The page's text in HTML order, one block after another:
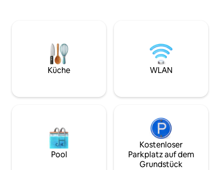
Hause zu fühlen. Ein idealer Ort um
gemeinsam Erinnerungen zu schaffen,
umgeben von Ruhe und Schönheit. Sehr
empfehlenswert für alle, die Ruhe und
sind die
und Restaurants
10 Minuten
Küche WLAN
Pool
Kostenloser
Parkplatz auf dem
Grundstück